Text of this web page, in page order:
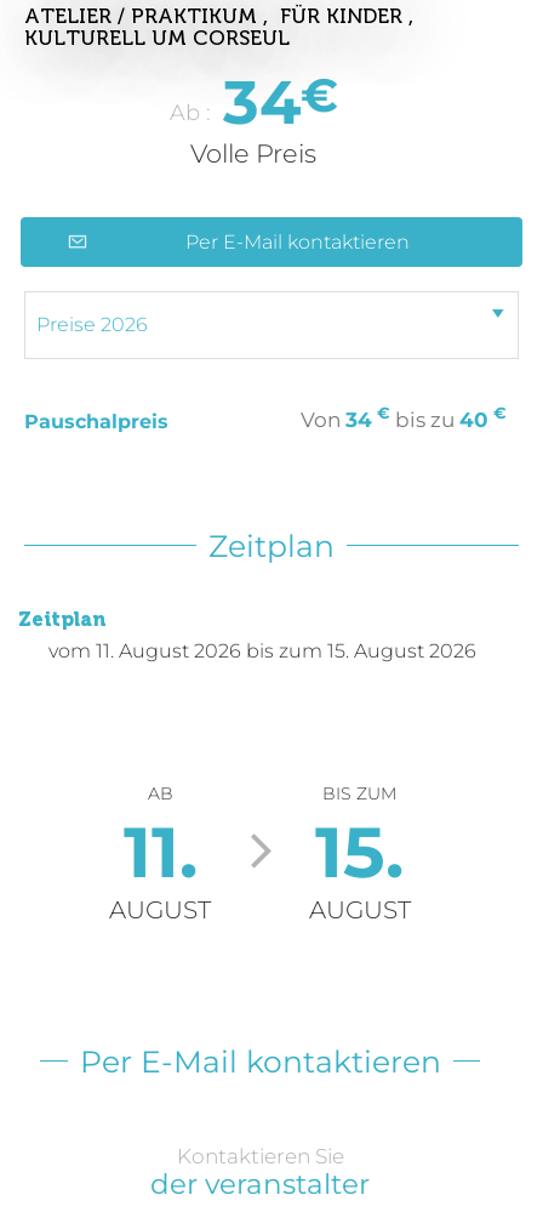
ATELIER / PRAKTIKUM , FÜR KINDER ,
KULTURELL UM CORSEUL
Ab : 34€
Volle Preis
Per E-Mail kontaktieren
Pauschalpreis Von 34 € bis zu 40 €
Zeitplan
Zeitplan
vom 11. August 2026 bis zum 15. August 2026
AB
11.
AUGUST
BIS ZUM
15.
AUGUST
Per E-Mail kontaktieren
Kontaktieren Sie
der veranstalter